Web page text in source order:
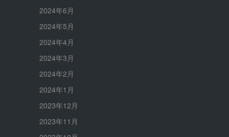
2024年6月
2024年5月
2024年4月
2024年3月
2024年2月
2024年1月
2023年12月
2023年11月